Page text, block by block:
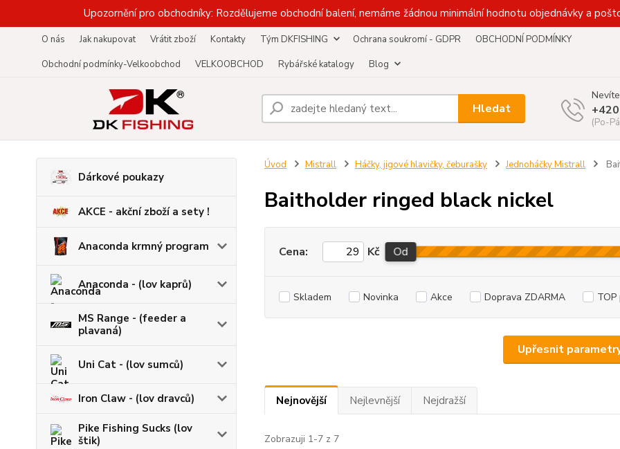
Upozornění pro obchodníky: Rozdělujeme obchodní balení, nemáme žádnou minimální hodnotu objednávky a
O nás Jak nakupovat Vrátit zboží Kontakty Tým DKFISHING Ochrana soukromí - GDPR
OBCHODNÍ PODMÍNKY
Obchodní podmínky-Velkoobchod
VELKOOBCHOD Rybářské katalogy Blog
Hledat
(Po-
Dárkové poukazy
AKCE - akční zboží a sety !
Anaconda krmný program
Anaconda - (lov kaprů)
MS Range - (feeder a
plavaná)
Uni Cat - (lov sumců)
Iron Claw - (lov dravců)
Pike Fishing Sucks (lov
štik)
Úvod Mistrall Háčky, jigové hlavičky, čeburašky Jednoháčky Mistrall
Baitholder ringed black nickel
Upřesnit
Cena: Kč Od
Skladem Novinka Akce Doprava ZDARMA
Nejnovější Nejlevnější Nejdražší
Zobrazuji 1-7 z 7